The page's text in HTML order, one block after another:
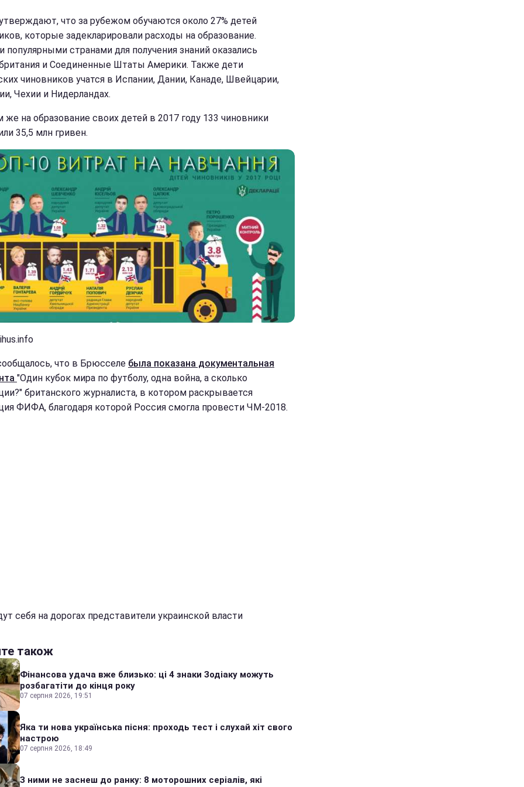
что за рубежом обучаются около 27% детей
которые задекларировали расходы на образование.
странами для получения знаний оказались
и Соединенные Штаты Америки. Также дети
чиновников учатся в Испании, Дании, Канаде, Швейцарии,
Чехии и Нидерландах.
же на образование своих детей в 2017 году 133 чиновники
35,5 млн гривен.
что в Брюсселе была показана документальная
"Один кубок мира по футболу, одна война, а сколько
британского журналиста, в котором раскрывается
ФИФА, благодаря которой Россия смогла провести ЧМ-2018.
себя на дорогах представители украинской власти
також
Фінансова удача вже близько: ці 4 знаки Зодіаку можуть
розбагатіти до кінця року
07 серпня 2026, 19:51
Яка ти нова українська пісня: проходь тест і слухай хіт свого
настрою
07 серпня 2026, 18:49
З ними не заснеш до ранку: 8 моторошних серіалів, які